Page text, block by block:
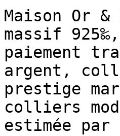
Maison Or
massif
paiement
argent,
prestige
colliers
estimée